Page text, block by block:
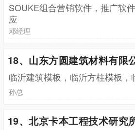
SOUKE组合营销软件，推广软
应
邓经理
18、山东方圆建筑材料有限
临沂建筑模板，临沂方柱模板，
孙总
19、北京卡本工程技术研究